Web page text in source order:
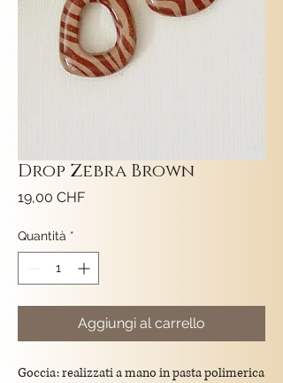
Drop Zebra Brown
19,00 CHFPrezzo
Quantità *
Aggiungi al carrello
Goccia: realizzati a mano in pasta polimerica